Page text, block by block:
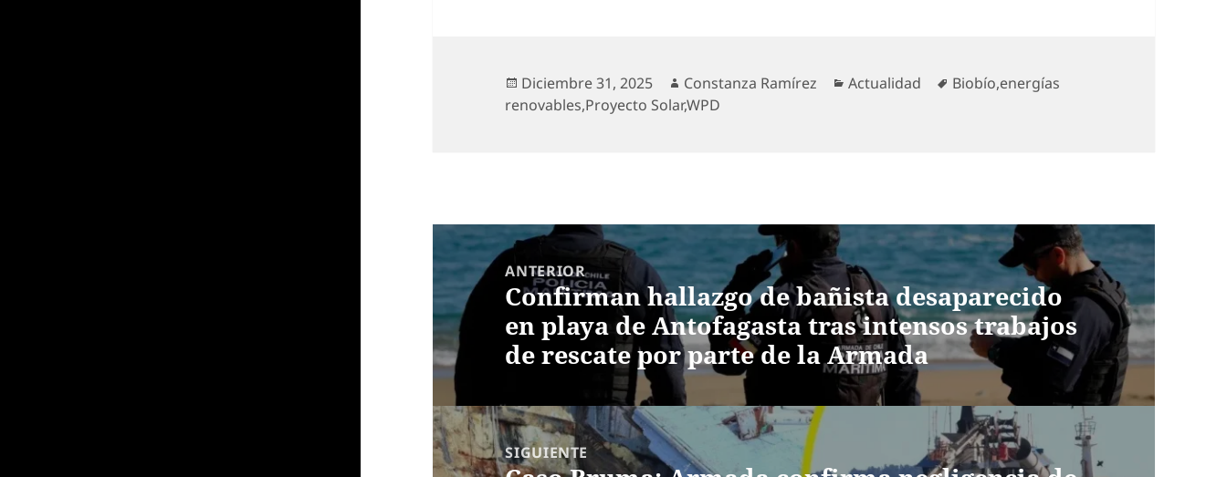
Publicado
el
Diciembre 31, 2025 Autor
Constanza Ramírez Categorías
Actualidad Etiquetas
Biobío,energías
renovables,Proyecto Solar,WPD
Navegación
de
entradas
ANTERIOR
Entrada
anterior:
Confirman hallazgo de bañista desaparecido
en playa de Antofagasta tras intensos trabajos
de rescate por parte de la Armada
SIGUIENTE